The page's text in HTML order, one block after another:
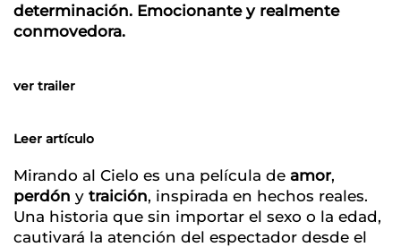
determinación. Emocionante y realmente
conmovedora.
ver trailer
Leer artículo
Mirando al Cielo es una película de amor,
perdón y traición, inspirada en hechos reales.
Una historia que sin importar el sexo o la edad,
cautivará la atención del espectador desde el